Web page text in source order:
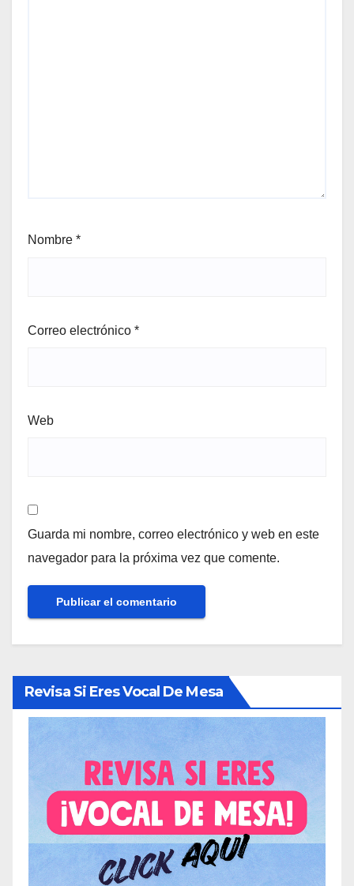
Nombre *
Correo electrónico *
Web
Guarda mi nombre, correo electrónico y web en este
navegador para la próxima vez que comente.
Revisa Si Eres Vocal De Mesa